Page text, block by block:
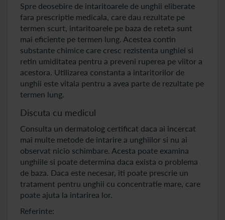
Spre deosebire de intaritoarele de unghii eliberate
fara prescriptie medicala, care dau rezultate pe
termen scurt, intaritoarele pe baza de reteta sunt
mai eficiente pe termen lung. Acestea contin
substante chimice care cresc rezistenta unghiei si
retin umiditatea pentru a preveni ruperea pe viitor a
acestora. Utilizarea constanta a intaritorilor de
unghii este vitala pentru a avea parte de rezultate pe
termen lung.
Discuta cu medicul
Consulta un dermatolog certificat daca ai incercat
mai multe metode de intarire a unghiilor si nu ai
observat nicio schimbare. Acesta poate examina
unghiile si poate determina daca exista o problema
de baza. Daca este necesar, iti poate prescrie un
tratament pentru unghii cu concentratie mare, care
poate ajuta la intarirea lor.
Referinte: